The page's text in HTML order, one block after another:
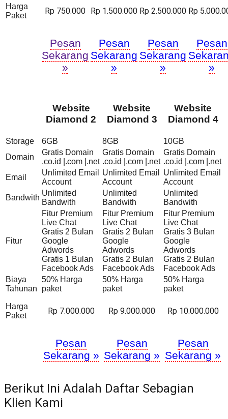
Harga
Paket
Rp 750.000 Rp 1.500.000 Rp 2.500.000 Rp
Pesan
Sekarang
»
Pesan
Sekarang
»
Pesan
Sekarang
»
Pesan
»
Website
Diamond 2
Website
Diamond 3
Website
Diamond 4
Storage 6GB 8GB
10GB
Domain
Gratis Domain
.co.id |.com |.net
Gratis Domain
.co.id |.com |.net
Gratis Domain
.co.id |.com |.net
Email
Unlimited Email
Account
Unlimited Email
Account
Unlimited Email
Account
Bandwith
Unlimited
Bandwith
Unlimited
Bandwith
Unlimited
Bandwith
Fitur
Fitur Premium
Live Chat
Gratis 2 Bulan
Google
Adwords
Gratis 1 Bulan
Facebook Ads
Fitur Premium
Live Chat
Gratis 2 Bulan
Google
Adwords
Gratis 2 Bulan
Facebook Ads
Fitur Premium
Live Chat
Gratis 3 Bulan
Google
Adwords
Gratis 2 Bulan
Facebook Ads
Biaya
Tahunan
50% Harga
paket
50% Harga
paket
50% Harga
paket
Harga
Paket
Rp 7.000.000 Rp 9.000.000 Rp 10.000.000
Pesan
Sekarang »
Pesan
Sekarang »
Pesan
Sekarang »
Berikut Ini Adalah Daftar Sebagian
Klien Kami